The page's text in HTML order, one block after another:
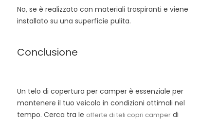
No, se è realizzato con materiali traspiranti e viene
installato su una superficie pulita.
Conclusione
Un telo di copertura per camper è essenziale per
mantenere il tuo veicolo in condizioni ottimali nel
tempo. Cerca tra le offerte di teli copri camper di